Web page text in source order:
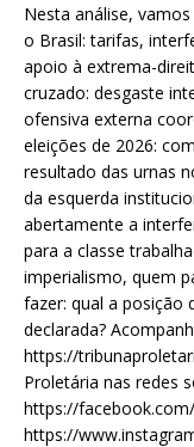
Nesta análise,
o Brasil: tarifas,
apoio à extrema-
cruzado: desgaste
ofensiva externa
eleições de 2026:
resultado das urnas
da esquerda
abertamente a
para a classe
imperialismo, quem
fazer: qual a posição
declarada?
https://
Proletária nas redes
https://
https://